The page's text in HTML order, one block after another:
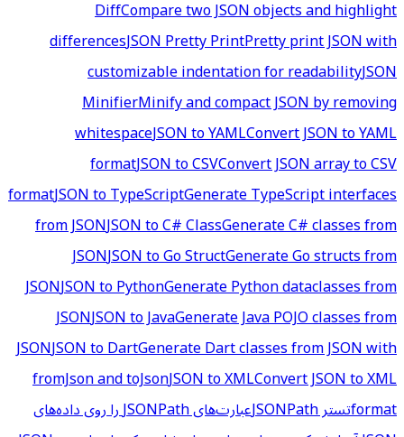
DiffCompare two JSON objects and highlight
differencesJSON Pretty PrintPretty print JSON with
customizable indentation for readabilityJSON
MinifierMinify and compact JSON by removing
whitespaceJSON to YAMLConvert JSON to YAML
formatJSON to CSVConvert JSON array to CSV
formatJSON to TypeScriptGenerate TypeScript interfaces
from JSONJSON to C# ClassGenerate C# classes from
JSONJSON to Go StructGenerate Go structs from
JSONJSON to PythonGenerate Python dataclasses from
JSONJSON to JavaGenerate Java POJO classes from
JSONJSON to DartGenerate Dart classes from JSON with
fromJson and toJsonJSON to XMLConvert JSON to XML
formatتستر JSONPath
عبارت‌های JSONPath را روی داده‌های